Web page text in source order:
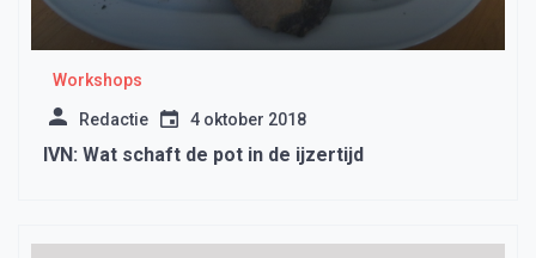
Workshops
Redactie 4 oktober 2018
IVN: Wat schaft de pot in de ijzertijd